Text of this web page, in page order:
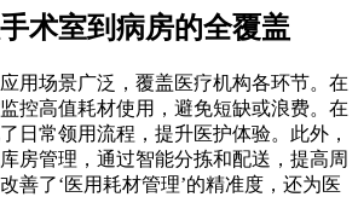
术室到病房的全覆盖
用场景广泛，覆盖医疗机构各环节。在
控高值耗材使用，避免短缺或浪费。在
日常领用流程，提升医护体验。此外，
房管理，通过智能分拣和配送，提高周
善了‘医用耗材管理’的精准度，还为医